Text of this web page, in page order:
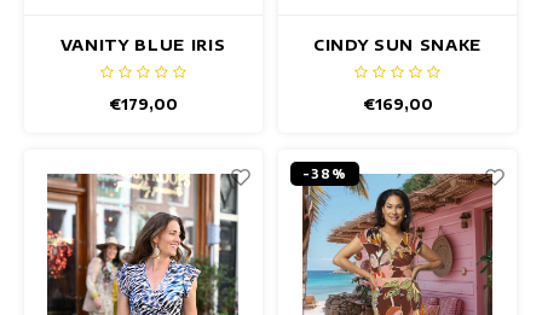
VANITY BLUE IRIS
JURK
€179,00
CINDY SUN SNAKE
JURK
€169,00
-38%